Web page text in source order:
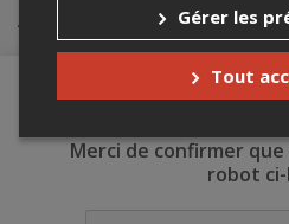
Achat de billets
Merci de confirmer
robot ci-
Gérer les
Tout